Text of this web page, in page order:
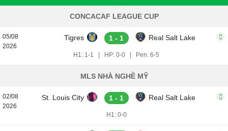
CONCACAF LEAGUE CUP
05/08
2026
Tigres 1 - 1 Real Salt Lake
H1: 1-1 HP: 0-0 Pen: 6-5
MLS NHÀ NGHỀ MỸ
02/08
2026
St. Louis City 1 - 1 Real Salt Lake
H1: 0-0